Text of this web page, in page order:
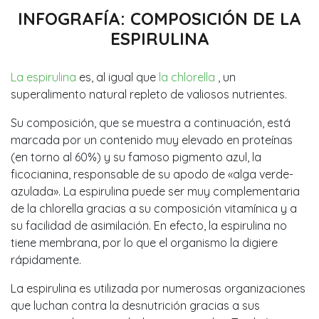
INFOGRAFÍA: COMPOSICIÓN DE LA
ESPIRULINA
La espirulina es, al igual que la chlorella
, un
superalimento natural repleto de valiosos nutrientes.
Su composición, que se muestra a continuación, está
marcada por un contenido muy elevado en proteínas
(en torno al 60%) y su famoso pigmento azul, la
ficocianina, responsable de su apodo de «alga verde-
azulada». La espirulina puede ser muy complementaria
de la chlorella gracias a su composición vitamínica y a
su facilidad de asimilación. En efecto, la espirulina no
tiene membrana, por lo que el organismo la digiere
rápidamente.
La espirulina es utilizada por numerosas organizaciones
que luchan contra la desnutrición gracias a sus